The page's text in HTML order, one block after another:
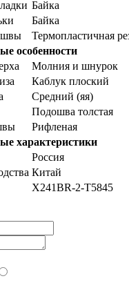
Байка
Байка
Термопластичная
особенности
Молния и шнурок
Каблук плоский
Средний (яя)
Подошва толстая
Рифленая
характеристики
Россия
Китай
X241BR-2-T5845